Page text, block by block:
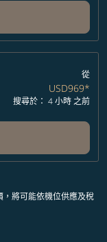
從
USD969*
搜尋於： 4 小時 之前
將可能依機位供應及稅